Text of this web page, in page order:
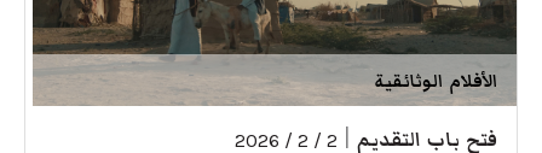
الأفلام الوثائقية
فتح باب التقديم 2 / 2 / 2026